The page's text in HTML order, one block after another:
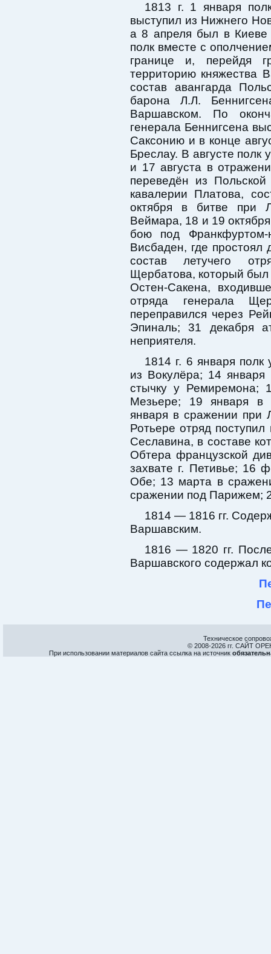
1813 г. 1 января
выступил из Нижнего
а 8 апреля был в Киеве
полк вместе с
границе и, перейдя
территорию княжества
состав авангарда
барона Л.Л.
Варшавском. По
генерала Беннигсена
Саксонию и в конце
Бреслау. В августе полк
и 17 августа в
переведён из
кавалерии Платова,
октября в битве при
Веймара, 18 и 19
бою под
Висбаден, где простоял
состав летучего
Щербатова, который был
Остен-Сакена,
отряда генерала
переправился через
Эпиналь; 31 декабря
неприятеля.
1814 г. 6 января
из Вокулёра; 14
стычку у Ремиремона;
Мезьере; 19 января в
января в сражении при
Ротьере отряд
Сеславина, в составе
Обтера французской
захвате г. Петивье; 16
Обе; 13 марта в
сражении под Парижем;
1814 — 1816 гг.
Варшавским.
1816 — 1820 гг.
Варшавского содержал
Техническое
© 2008-2026 гг. САЙТ
При использовании материалов сайта ссылка на источник